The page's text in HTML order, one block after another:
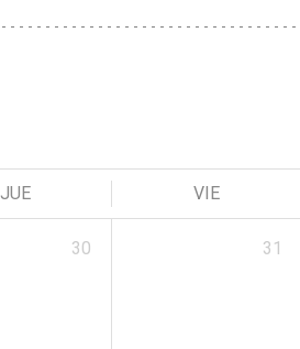
JUE VIE
30 31